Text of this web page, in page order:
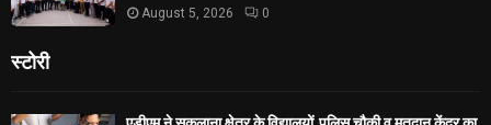
August 5, 2026 0
स्टोरी